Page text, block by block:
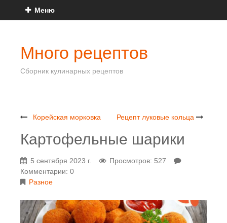
Меню
Много рецептов
Сборник кулинарных рецептов
Корейская морковка Рецепт луковые кольца
Картофельные шарики
5 сентября 2023 г.
Просмотров: 527
Комментарии: 0
Разное